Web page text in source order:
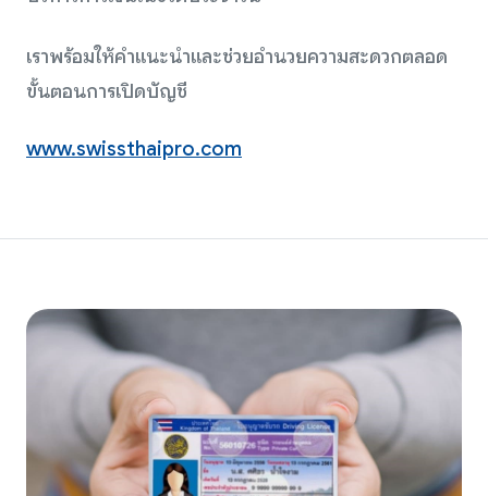
เราพร้อมให้คำแนะนำและช่วยอำนวยความสะดวกตลอด
ขั้นตอนการเปิดบัญชี
www.swissthaipro.com